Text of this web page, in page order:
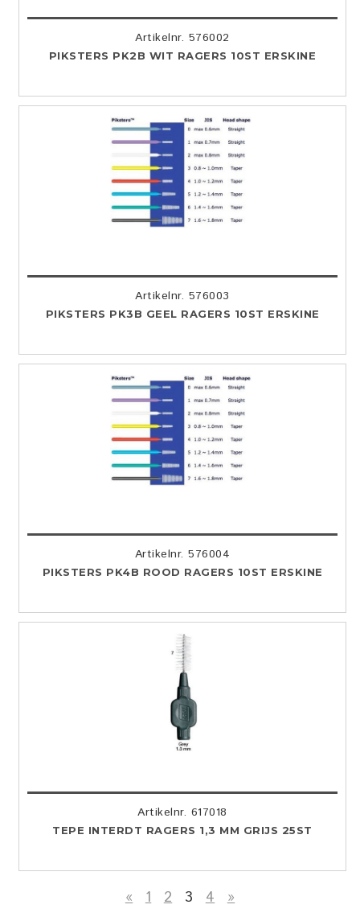
Artikelnr. 576002
PIKSTERS PK2B WIT RAGERS 10ST ERSKINE
Artikelnr. 576003
PIKSTERS PK3B GEEL RAGERS 10ST ERSKINE
Artikelnr. 576004
PIKSTERS PK4B ROOD RAGERS 10ST ERSKINE
Artikelnr. 617018
TEPE INTERDT RAGERS 1,3 MM GRIJS 25ST
« 1 2 3 4 »